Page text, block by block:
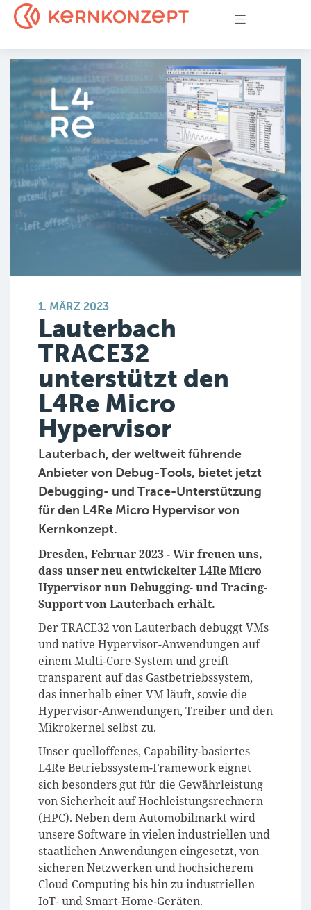
1. MÄRZ 2023
Lauterbach
TRACE32
unterstützt den
L4Re Micro
Hypervisor
Lauterbach, der weltweit führende
Anbieter von Debug-Tools, bietet jetzt
Debugging- und Trace-Unterstützung
für den L4Re Micro Hypervisor von
Kernkonzept.
Dresden, Februar 2023 - Wir freuen uns,
dass unser neu entwickelter L4Re Micro
Hypervisor nun Debugging- und Tracing-
Support von Lauterbach erhält.
Der TRACE32 von Lauterbach debuggt VMs
und native Hypervisor-Anwendungen auf
einem Multi-Core-System und greift
transparent auf das Gastbetriebssystem,
das innerhalb einer VM läuft, sowie die
Hypervisor-Anwendungen, Treiber und den
Mikrokernel selbst zu.
Unser quelloffenes, Capability-basiertes
L4Re Betriebssystem-Framework eignet
sich besonders gut für die Gewährleistung
von Sicherheit auf Hochleistungsrechnern
(HPC). Neben dem Automobilmarkt wird
unsere Software in vielen industriellen und
staatlichen Anwendungen eingesetzt, von
sicheren Netzwerken und hochsicherem
Cloud Computing bis hin zu industriellen
IoT- und Smart-Home-Geräten.